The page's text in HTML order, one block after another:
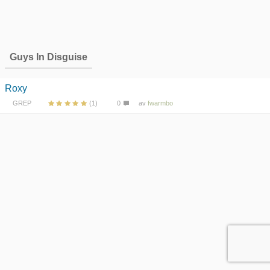
Guys In Disguise
Roxy
GREP (1) 0 av fwarmbo